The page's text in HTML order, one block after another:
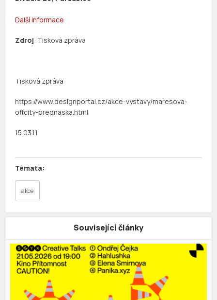
Další informace
Zdroj: Tisková zpráva
Tisková zpráva
https://www.designportal.cz/akce-vystavy/maresova-
offcity-prednaska.html
15.03.11
akce
Související články